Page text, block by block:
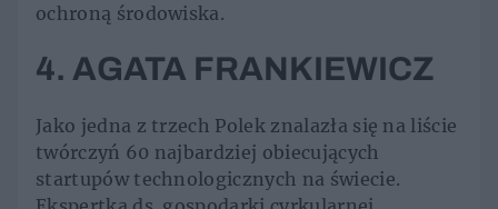
ochroną środowiska.
4. AGATA FRANKIEWICZ
Jako jedna z trzech Polek znalazła się na liście
twórczyń 60 najbardziej obiecujących
startupów technologicznych na świecie.